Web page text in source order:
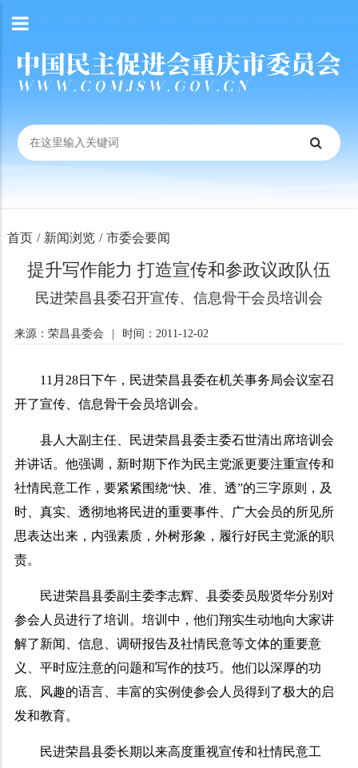
首页 / 新闻浏览 / 市委会要闻
提升写作能力 打造宣传和参政议政队伍
民进荣昌县委召开宣传、信息骨干会员培训会
来源：荣昌县委会 时间：2011-12-02
11 月 28日 下午，民进荣昌县委在机关事务局会议室召
开了宣传、信息骨干会员培训会。
县人大副主任、民进荣昌县委主委石世清出席培训会
并讲话。他强调，新时期下作为民主党派更要注重宣传和
社情民意工作，要紧紧围绕“快、准、透”的三字原则，及
时、真实、透彻地将民进的重要事件、广大会员的所见所
思表达出来，内强素质，外树形象，履行好民主党派的职
责。
民进荣昌县委副主委李志辉、县委委员殷贤华分别对
参会人员进行了培训。培训中，他们翔实生动地向大家讲
解了新闻、信息、调研报告及社情民意等文体的重要意
义、平时应注意的问题和写作的技巧。他们以深厚的功
底、风趣的语言、丰富的实例使参会人员得到了极大的启
发和教育。
民进荣昌县委长期以来高度重视宣传和社情民意工